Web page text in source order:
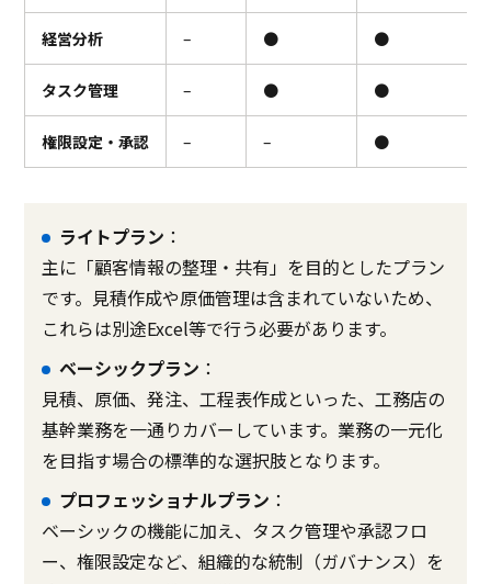
経営分析 – ● ●
タスク管理 – ● ●
権限設定・承認 – – ●
ライトプラン ：
主に「顧客情報の整理・共有」を目的としたプラン
です。見積作成や原価管理は含まれていないため、
これらは別途Excel等で行う必要があります。
ベーシックプラン ：
見積、原価、発注、工程表作成といった、工務店の
基幹業務を一通りカバーしています。業務の一元化
を目指す場合の標準的な選択肢となります。
プロフェッショナルプラン ：
ベーシックの機能に加え、タスク管理や承認フロ
ー、権限設定など、組織的な統制（ガバナンス）を